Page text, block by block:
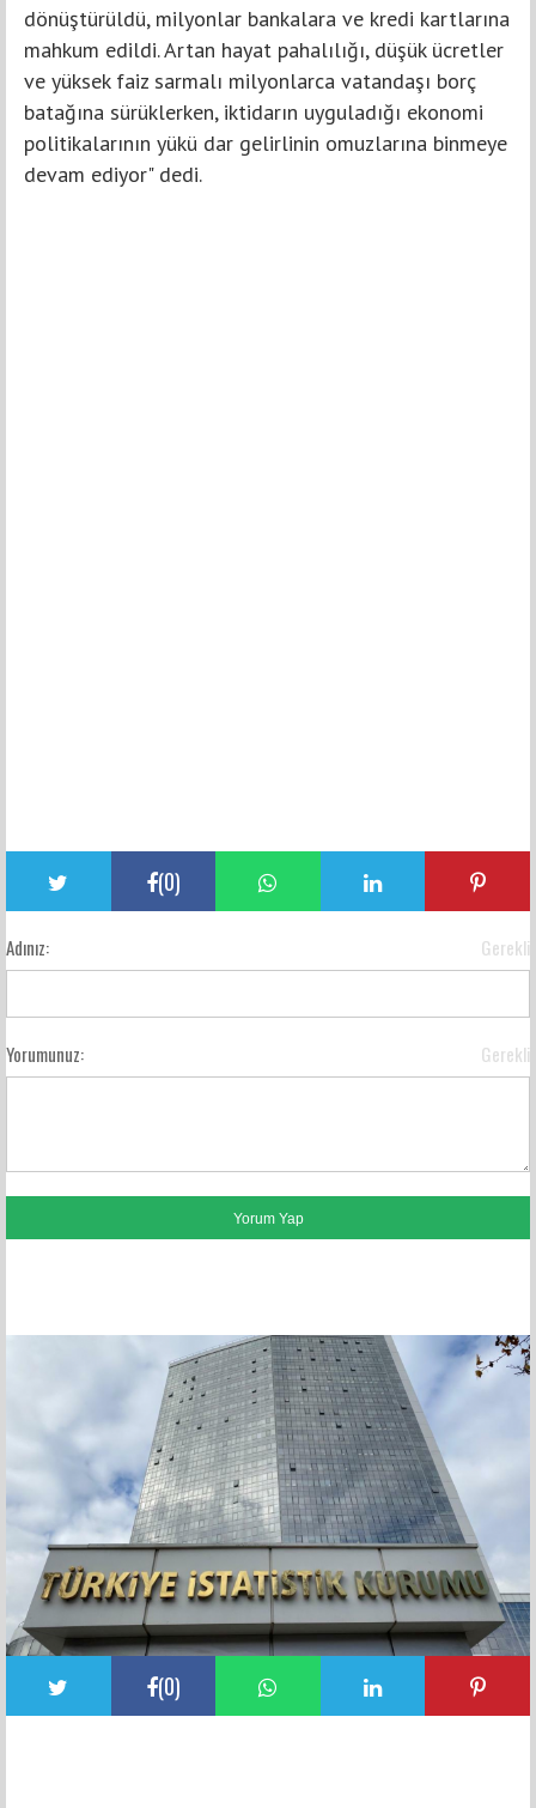
dönüştürüldü, milyonlar bankalara ve kredi kartlarına
mahkum edildi. Artan hayat pahalılığı, düşük ücretler
ve yüksek faiz sarmalı milyonlarca vatandaşı borç
batağına sürüklerken, iktidarın uyguladığı ekonomi
politikalarının yükü dar gelirlinin omuzlarına binmeye
devam ediyor" dedi.
(0)
Adınız: Gerekli
Yorumunuz: Gerekli
(0)